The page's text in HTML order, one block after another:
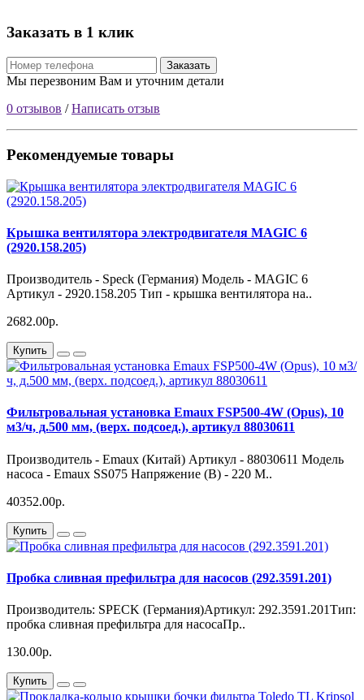
Заказать в 1 клик
Заказать
Мы перезвоним Вам и уточним детали
0 отзывов /Написать отзыв
Рекомендуемые товары
Крышка вентилятора электродвигателя MAGIC 6
(2920.158.205)
Производитель - Speck (Германия) Модель - MAGIC 6
Артикул - 2920.158.205 Тип - крышка вентилятора на..
2682.00р.
Купить
Фильтровальная установка Emaux FSP500-4W (Opus), 10
м3/ч, д.500 мм, (верх. подсоед.), артикул 88030611
Производитель - Emaux (Китай) Артикул - 88030611 Модель
насоса - Emaux SS075 Напряжение (В) - 220 М..
40352.00р.
Купить
Пробка сливная префильтра для насосов (292.3591.201)
Производитель: SPECK (Германия)Артикул: 292.3591.201Тип:
пробка сливная префильтра для насосаПр..
130.00р.
Купить